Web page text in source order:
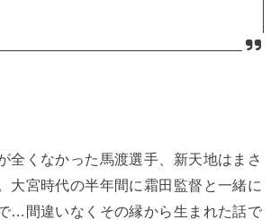
全くなかった馬渡選手、新天地はまさ
大宮時代の半年間に霜田監督と一緒に
…間違いなくその縁から生まれた話で